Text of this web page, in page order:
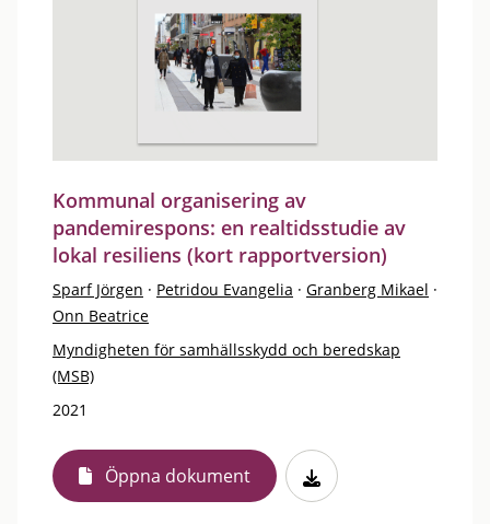
Kommunal organisering av
pandemirespons: en realtidsstudie av
lokal resiliens (kort rapportversion)
Sparf Jörgen · Petridou Evangelia · Granberg Mikael ·
Onn Beatrice
Myndigheten för samhällsskydd och beredskap
(MSB)
2021
Öppna dokument